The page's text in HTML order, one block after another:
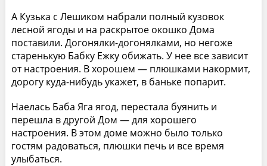
А Кузька с Лешиком набрали полный кузовок
лесной ягоды и на раскрытое окошко Дома
поставили. Догонялки-догонялками, но негоже
старенькую Бабку Ежку обижать. У нее все зависит
от настроения. В хорошем — плюшками накормит,
дорогу куда-нибудь укажет, в баньке попарит.
Наелась Баба Яга ягод, перестала буянить и
перешла в другой Дом — для хорошего
настроения. В этом доме можно было только
гостям радоваться, плюшки печь и все время
улыбаться.